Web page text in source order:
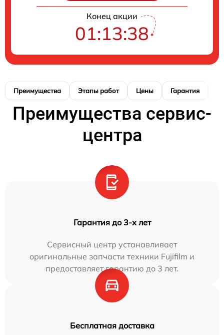
Конец акции
01:13:37
Преимущества Этапы работ Цены Гарантия
Преимущества сервис-
центра
Гарантия до 3-х лет
Сервисный центр устанавливает
оригинальные запчасти техники Fujifilm и
предоставляет гарантию до 3 лет.
Бесплатная доставка